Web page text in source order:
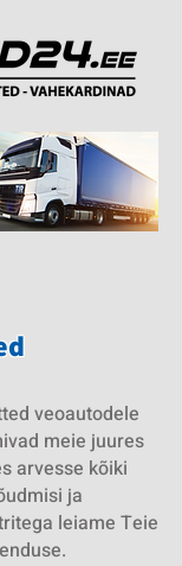
veoautodele
meie juures
arvesse kõiki
ja
leiame Teie